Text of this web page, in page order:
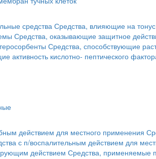
средства Средства, влияющие на
Средства, оказывающие защитное
Средства, способствующие
активность кислотно- пептического
действием для местного применения
с п/воспалительным действием для
действием Средства, применяемые